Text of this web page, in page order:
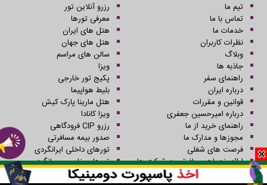
تیم ما
تماس با ما
خدمات ما
نظرات کاربران
وبلاگ
جاذبه ها
راهنمای سفر
درباره ایران
قوانین و مقررات
درباره امیرحسین جعفری
راهنمای خرید از ما
مجوزها و مدارک ما
فرصت های شغلی
ارائه خدمات مسافرتی به شرکت ها
رزرو آنلاین تور
معرفی تورها
هتل های ایران
هتل های جهان
سالن های مراسم
ویزا
پکیج تور خارجی
بلیط هواپیما
هتل مارینا پارک کیش
ویزا کانادا
رزرو CIP فرودگاهی
صدور بیمه مسافرتی
تورهای داخلی ایرانگردی
تورهای خارجی جهانگردی
تورهای یک روزه